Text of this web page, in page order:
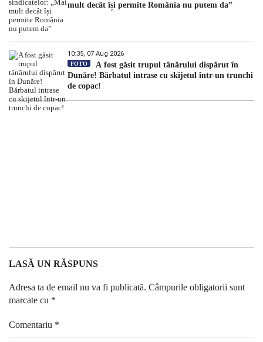
mult decât își permite România nu putem da”
10:35, 07 Aug 2026
FOTO
A fost găsit trupul tânărului dispărut în
Dunăre! Bărbatul intrase cu skijetul într-un trunchi
de copac!
LASĂ UN RĂSPUNS
Adresa ta de email nu va fi publicată. Câmpurile obligatorii sunt
marcate cu *
Comentariu *